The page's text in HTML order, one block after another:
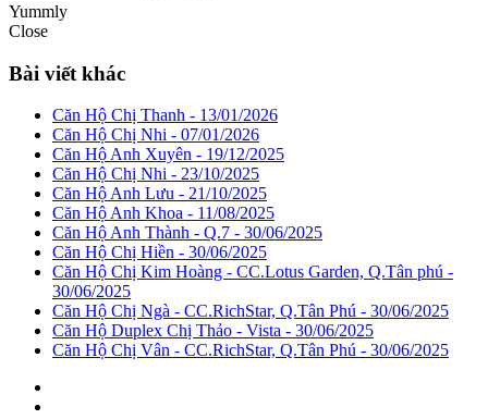
Yummly
Close
Bài viết khác
Căn Hộ Chị Thanh - 13/01/2026
Căn Hộ Chị Nhi - 07/01/2026
Căn Hộ Anh Xuyên - 19/12/2025
Căn Hộ Chị Nhi - 23/10/2025
Căn Hộ Anh Lưu - 21/10/2025
Căn Hộ Anh Khoa - 11/08/2025
Căn Hộ Anh Thành - Q.7 - 30/06/2025
Căn Hộ Chị Hiền - 30/06/2025
Căn Hộ Chị Kim Hoàng - CC.Lotus Garden, Q.Tân phú -
30/06/2025
Căn Hộ Chị Ngà - CC.RichStar, Q.Tân Phú - 30/06/2025
Căn Hộ Duplex Chị Thảo - Vista - 30/06/2025
Căn Hộ Chị Vân - CC.RichStar, Q.Tân Phú - 30/06/2025